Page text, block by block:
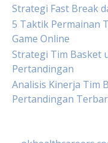
Strategi Fast Break
5 Taktik Permainan
Game Online
Strategi Tim Basket
Pertandingan
Analisis Kinerja Tim
Pertandingan